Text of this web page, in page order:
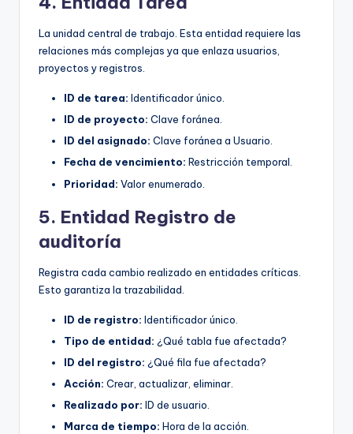
La unidad central de trabajo. Esta entidad requiere las
relaciones más complejas ya que enlaza usuarios,
proyectos y registros.
ID de tarea: Identificador único.
ID de proyecto: Clave foránea.
ID del asignado: Clave foránea a Usuario.
Fecha de vencimiento: Restricción temporal.
Prioridad: Valor enumerado.
5. Entidad Registro de
auditoría
Registra cada cambio realizado en entidades críticas.
Esto garantiza la trazabilidad.
ID de registro: Identificador único.
Tipo de entidad: ¿Qué tabla fue afectada?
ID del registro: ¿Qué fila fue afectada?
Acción: Crear, actualizar, eliminar.
Realizado por: ID de usuario.
Marca de tiempo: Hora de la acción.